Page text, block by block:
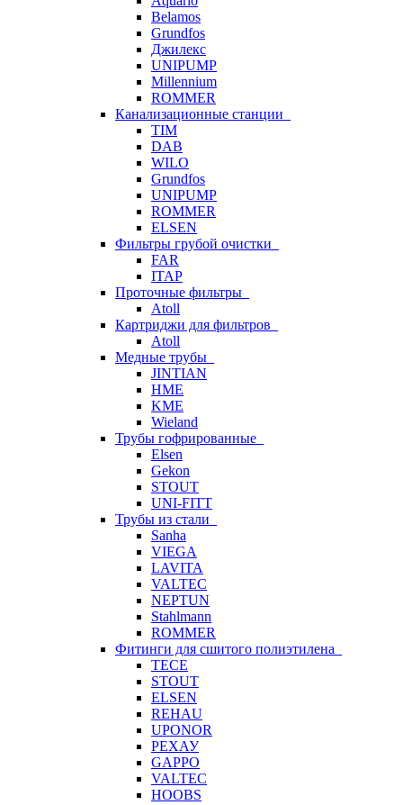
Belamos
Grundfos
Джилекс
UNIPUMP
Millennium
ROMMER
Канализационные станции
TIM
DAB
WILO
Grundfos
UNIPUMP
ROMMER
ELSEN
Фильтры грубой очистки
FAR
ITAP
Проточные фильтры
Atoll
Картриджи для фильтров
Atoll
Медные трубы
JINTIAN
HME
KME
Wieland
Трубы гофрированные
Elsen
Gekon
STOUT
UNI-FITT
Трубы из стали
Sanha
VIEGA
LAVITA
VALTEC
NEPTUN
Stahlmann
ROMMER
Фитинги для сшитого полиэтилена
TECE
STOUT
ELSEN
REHAU
UPONOR
РЕХАУ
GAPPO
VALTEC
HOOBS